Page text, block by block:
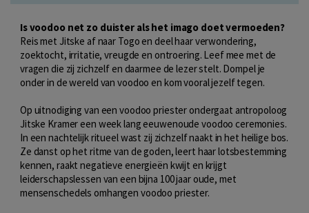
Is voodoo net zo duister als het imago doet vermoeden?
Reis met Jitske af naar Togo en deel haar verwondering,
zoektocht, irritatie, vreugde en ontroering. Leef mee met de
vragen die zij zichzelf en daarmee de lezer stelt. Dompel je
onder in de wereld van voodoo en kom vooral jezelf tegen.
Op uitnodiging van een voodoo priester ondergaat antropoloog
Jitske Kramer een week lang eeuwenoude voodoo ceremonies.
In een nachtelijk ritueel wast zij zichzelf naakt in het heilige bos.
Ze danst op het ritme van de goden, leert haar lotsbestemming
kennen, raakt negatieve energieën kwijt en krijgt
leiderschapslessen van een bijna 100 jaar oude, met
mensenschedels omhangen voodoo priester.